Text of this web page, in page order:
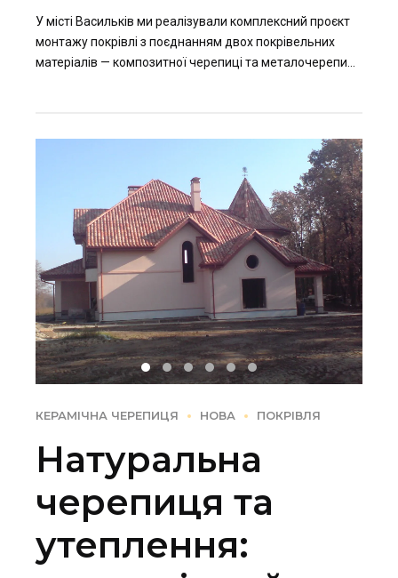
У місті Васильків ми реалізували комплексний проєкт
монтажу покрівлі з поєднанням двох покрівельних
матеріалів — композитної черепиці та металочерепиці.
КЕРАМІЧНА ЧЕРЕПИЦЯ НОВА ПОКРІВЛЯ
Натуральна
черепиця та
утеплення: